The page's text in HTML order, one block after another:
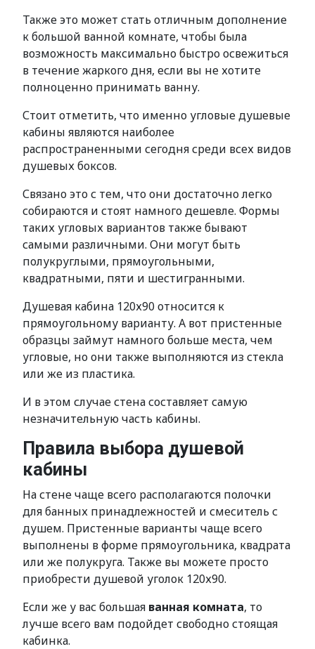
Также это может стать отличным дополнение
к большой ванной комнате, чтобы была
возможность максимально быстро освежиться
в течение жаркого дня, если вы не хотите
полноценно принимать ванну.
Стоит отметить, что именно угловые душевые
кабины являются наиболее
распространенными сегодня среди всех видов
душевых боксов.
Связано это с тем, что они достаточно легко
собираются и стоят намного дешевле. Формы
таких угловых вариантов также бывают
самыми различными. Они могут быть
полукруглыми, прямоугольными,
квадратными, пяти и шестигранными.
Душевая кабина 120х90 относится к
прямоугольному варианту. А вот пристенные
образцы займут намного больше места, чем
угловые, но они также выполняются из стекла
или же из пластика.
И в этом случае стена составляет самую
незначительную часть кабины.
Правила выбора душевой
кабины
На стене чаще всего располагаются полочки
для банных принадлежностей и смеситель с
душем. Пристенные варианты чаще всего
выполнены в форме прямоугольника, квадрата
или же полукруга. Также вы можете просто
приобрести душевой уголок 120х90.
Если же у вас большая ванная комната, то
лучше всего вам подойдет свободно стоящая
кабинка.